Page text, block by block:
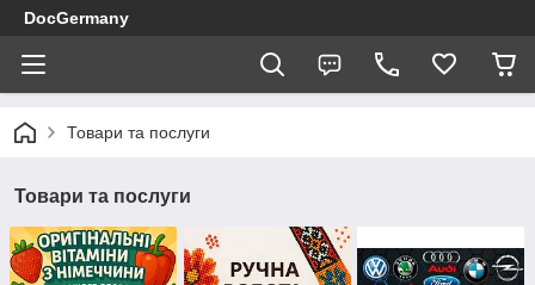
DocGermany
Товари та послуги
Товари та послуги